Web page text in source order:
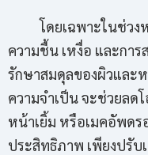
โดยเฉพาะในช่วงห
ความชื้น เหงื่อ และกา
รักษาสมดุลของผิวและ
ความจำเป็น จะช่วยลด
หน้าเยิ้ม หรือเมคอัพดร
ประสิทธิภาพ เพียงปรับ